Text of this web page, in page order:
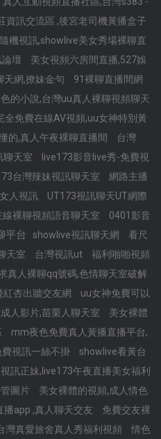
資訊交流區 ,後宮老司機黃播盒子
隨機視訊,showlive美女秀場裸聊直
壇
美女視頻六房間直播,527娛
天網,撩妹金句
91裸聊直播間網
的小說,台灣uu真人裸聊視頻聊天
全免費在線AV視頻,uu女神特別黃
的,真人午夜裸聊直播間
台灣
聊天室
live173影音live秀-免費視
台灣辣妹視訊聊天室
網路主播
人視訊
UT173視訊聊天UT網際
線裸聊視頻語音聊天室
0401影音
平台 showlive視訊聊天網
看尺
天室
台灣視訊ut
福利啪啪視頻
真人裸聊qq號碼,色情聊天室破解
杏出牆交友網
uu女神免費可以
人影片,苗栗人聊天室
美女裸體
mm夜色免費真人黃播直播平台,
視訊一絲不掛
showlive看黃台
視訊正妹,live173午夜直播美女福利
圖片
美女裸體的視頻,成人情色
app ,真人聊天交友
免費交友裸
灣真愛旅舍真人秀福利視頻 情色